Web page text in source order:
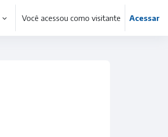
Você acessou como visitante Acessar